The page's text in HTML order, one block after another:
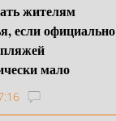
жителям
если официально
мало